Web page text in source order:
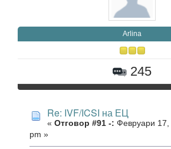
Arlina
245
Re: IVF/ICSI на ЕЦ
« Отговор #91 -: Февруари
pm »